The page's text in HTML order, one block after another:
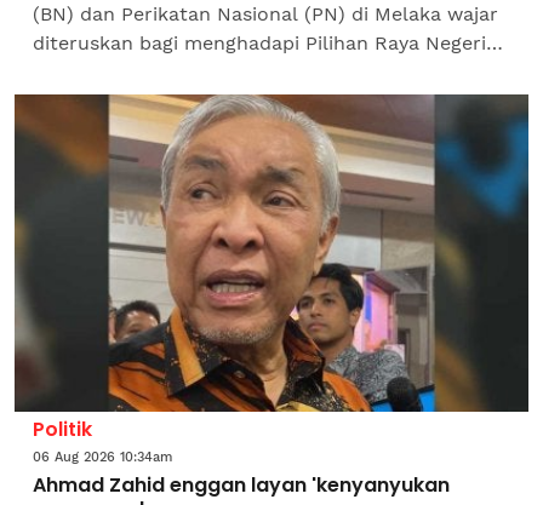
(BN) dan Perikatan Nasional (PN) di Melaka wajar
diteruskan bagi menghadapi Pilihan Raya Negeri
Negeri...
Politik
06 Aug 2026 10:34am
Ahmad Zahid enggan layan 'kenyanyukan